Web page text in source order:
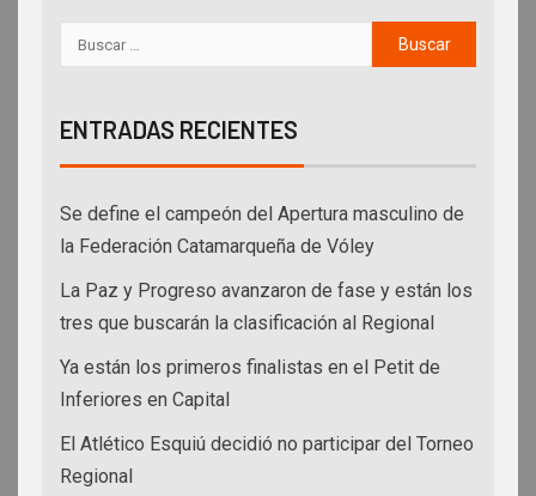
ENTRADAS RECIENTES
Se define el campeón del Apertura masculino de
la Federación Catamarqueña de Vóley
La Paz y Progreso avanzaron de fase y están los
tres que buscarán la clasificación al Regional
Ya están los primeros finalistas en el Petit de
Inferiores en Capital
El Atlético Esquiú decidió no participar del Torneo
Regional